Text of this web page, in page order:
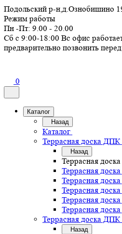
Подольский р-н,д.Ознобишино
Режим работы
Пн -Пт: 9.00 - 20.00
Сб с 9:00-18:00 Вс офис
предварительно позвонить
0
Каталог
Назад
Каталог
Террасная доска ДПК
Назад
Террасная
Террасная
Террасная
Террасная
Террасная
Террасная
Террасная доска
Назад